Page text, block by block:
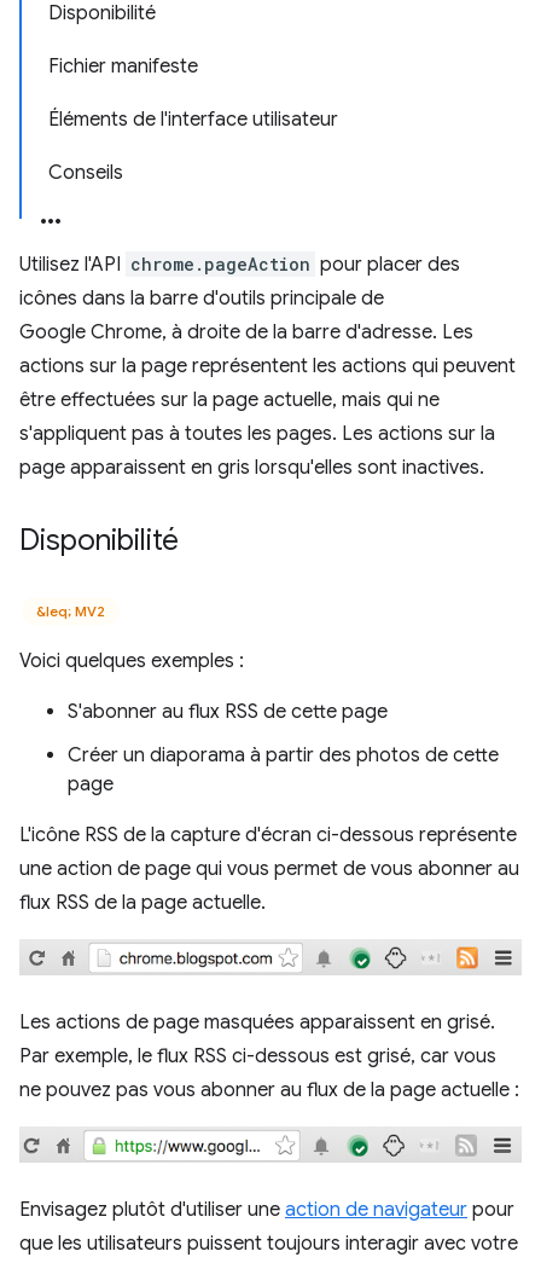
Disponibilité
Fichier manifeste
Éléments de l'interface utilisateur
Conseils
Utilisez l'API chrome.pageAction pour placer des
icônes dans la barre d'outils principale de
Google Chrome, à droite de la barre d'adresse. Les
actions sur la page représentent les actions qui peuvent
être effectuées sur la page actuelle, mais qui ne
s'appliquent pas à toutes les pages. Les actions sur la
page apparaissent en gris lorsqu'elles sont inactives.
Disponibilité
&leq; MV2
Voici quelques exemples :
S'abonner au flux RSS de cette page
Créer un diaporama à partir des photos de cette
page
L'icône RSS de la capture d'écran ci-dessous représente
une action de page qui vous permet de vous abonner au
flux RSS de la page actuelle.
Les actions de page masquées apparaissent en grisé.
Par exemple, le flux RSS ci-dessous est grisé, car vous
ne pouvez pas vous abonner au flux de la page actuelle :
Envisagez plutôt d'utiliser une action de navigateur pour
que les utilisateurs puissent toujours interagir avec votre